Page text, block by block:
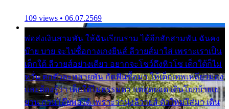
109 views • 06.07.2569
พ่อส่งเงินสามพัน ให้ฉันเรียนราม ได้อีกสักสามพัน ฉันคง
บ๊าย บาย จะไปซื้อกางเกงยีนส์ ลีวายส์มาใส่ เพราะเราเป็น
เด็กใต้ ลีวายส์อย่างเดียว อยากจะโชว์ถึงหิวโซ เด็กใต้ก็ไม่
หวั่น ตกตัวละหลายพัน กัดฟันซื้อมา ให้เด็กเทพเหลียวมอง
และต้องรู้ว่า เด็กใต้ไม่ธรรมดา แต่สุดยอด เดินโยกย้ายเย
ยวน กวนโอ๊ยพอได้ เพราะว่านุ่งลีวายส์ ตัวใหม่ใส่มา เดิน